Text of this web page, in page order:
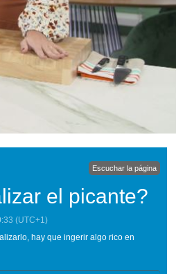
Escuchar la página
el picante?
(UTC+1)
hay que ingerir algo rico en